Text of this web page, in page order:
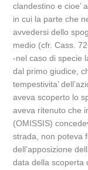
clandestino e cioe’
in cui la parte che
avvedersi dello
medio (cfr. Cass.
-nel caso di specie
dal primo giudice,
tempestivita’
aveva scoperto lo
aveva ritenuto che
(OMISSIS)
strada, non poteva
dell’apposizione
data della scoperta